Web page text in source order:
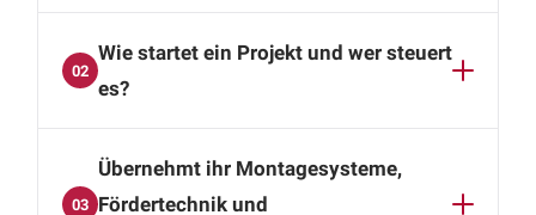
Inventor erstellen wir präzise 3D-Modelle,
Simulationen und Prototypen, die sich nahtlos
02
Wie startet ein Projekt und wer steuert
es?
Zunächst lernen wir uns in einer
Videokonferenz kennen und klären, ob Aufgabe
03
Übernehmt ihr Montagesysteme,
Fördertechnik und